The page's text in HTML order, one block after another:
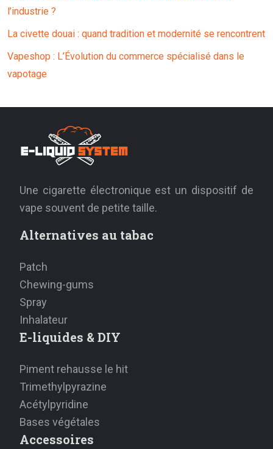
l’industrie ?
La civette douai : quand tradition et modernité se rencontrent
Vapeshop : L’Évolution du commerce spécialisé dans le
vapotage
Une cigarette électronique est un dispositif de
vape souvent de petite taille.
Alternatives au tabac
Patch
Chewing-gums
Spray
Inhalateur
E-liquides & DIY
Piment rehausse le hit
Trimethylpyrazine
Acétylpyridine
Bases végétales
Accessoires